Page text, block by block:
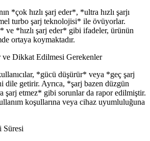
*çok hızlı şarj eder*, *ultra hızlı şarjı
turbo şarj teknolojisi* ile övüyorlar.
*hızlı şarj eder* gibi ifadeler, ürünün
ortaya koymaktadır.
Dikkat Edilmesi Gerekenler
*gücü düşürür* veya *geç şarj
dile getirir. Ayrıca, *şarj bazen düzgün
şarj etmez* gibi sorunlar da rapor edilmiştir.
koşullarına veya cihaz uyumluluğuna
Süresi